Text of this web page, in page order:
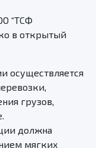
“ТСФ
в открытый
осуществляется
грузов,
должна
мягких